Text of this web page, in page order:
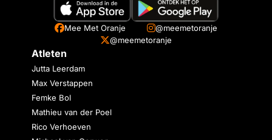
Mee Met Oranje
@meemetoranje
@meemetoranje
Atleten
Jutta Leerdam
Max Verstappen
Femke Bol
Mathieu van der Poel
Rico Verhoeven